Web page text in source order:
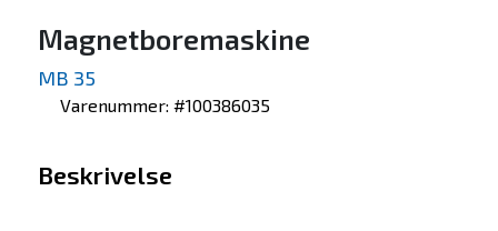
Magnetboremaskine
MB 35
Varenummer: #100386035
Beskrivelse